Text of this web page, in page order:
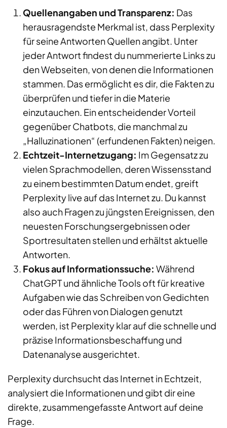
Quellenangaben und Transparenz: Das
herausragendste Merkmal ist, dass Perplexity
für seine Antworten Quellen angibt. Unter
jeder Antwort findest du nummerierte Links zu
den Webseiten, von denen die Informationen
stammen. Das ermöglicht es dir, die Fakten zu
überprüfen und tiefer in die Materie
einzutauchen. Ein entscheidender Vorteil
gegenüber Chatbots, die manchmal zu
„Halluzinationen“ (erfundenen Fakten) neigen.
Echtzeit-Internetzugang: Im Gegensatz zu
vielen Sprachmodellen, deren Wissensstand
zu einem bestimmten Datum endet, greift
Perplexity live auf das Internet zu. Du kannst
also auch Fragen zu jüngsten Ereignissen, den
neuesten Forschungsergebnissen oder
Sportresultaten stellen und erhältst aktuelle
Antworten.
Fokus auf Informationssuche: Während
ChatGPT und ähnliche Tools oft für kreative
Aufgaben wie das Schreiben von Gedichten
oder das Führen von Dialogen genutzt
werden, ist Perplexity klar auf die schnelle und
präzise Informationsbeschaffung und
Datenanalyse ausgerichtet.
Perplexity durchsucht das Internet in Echtzeit,
analysiert die Informationen und gibt dir eine
direkte, zusammengefasste Antwort auf deine
Frage.